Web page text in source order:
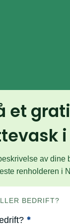
et
i
av dine
renholderen i
BEDRIFT?
*